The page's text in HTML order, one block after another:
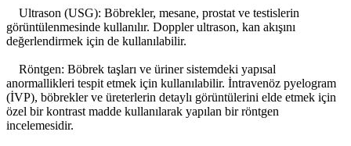
Ultrason (USG): Böbrekler, mesane, prostat ve testislerin
görüntülenmesinde kullanılır. Doppler ultrason, kan akışını
değerlendirmek için de kullanılabilir.
Röntgen: Böbrek taşları ve üriner sistemdeki yapısal
anormallikleri tespit etmek için kullanılabilir. İntravenöz pyelogram
(İVP), böbrekler ve üreterlerin detaylı görüntülerini elde etmek için
özel bir kontrast madde kullanılarak yapılan bir röntgen
incelemesidir.